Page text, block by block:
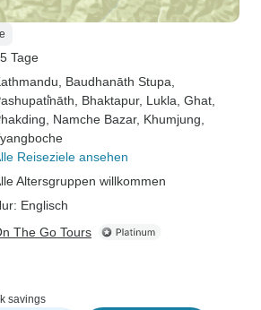
Tage
, Baudhanāth Stupa
, Bhaktapur, Lukla , Ghat
, Namche Bazar, Khumjung
Reiseziele ansehen
Altersgruppen willkommen
Englisch
The Go Tours
savings